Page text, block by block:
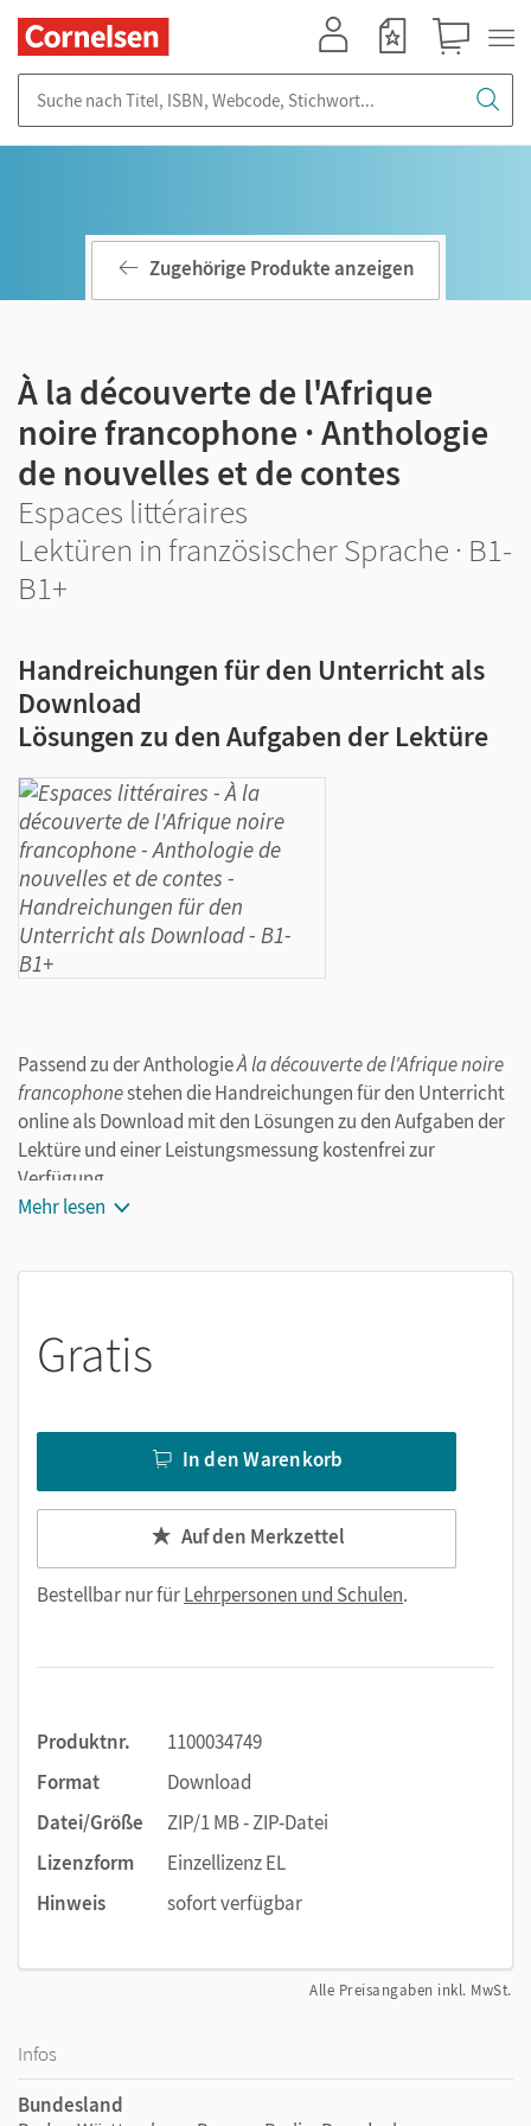
Zugehörige Produkte anzeigen
À la découverte de l'Afrique
noire francophone · Anthologie
de nouvelles et de contes
Espaces littéraires
Lektüren in französischer Sprache · B1-
B1+
Handreichungen für den Unterricht als
Download
Lösungen zu den Aufgaben der Lektüre
Passend zu der AnthologieÀ la découverte de l'Afrique noire
francophonestehen die Handreichungen für den Unterricht
online als Download mit den Lösungen zu den Aufgaben der
Lektüre und einer Leistungsmessung kostenfrei zur
Verfügung.
Mehr lesen
Gratis
In den Warenkorb
Auf den Merkzettel
Bestellbar nur fürLehrpersonen und Schulen.
Produktnr.
1100034749
Format
Download
Datei/Größe
ZIP/1 MB - ZIP-Datei
Lizenzform
Einzellizenz EL
Hinweis
sofort verfügbar
Alle Preisangaben inkl. MwSt.
Infos
Bundesland